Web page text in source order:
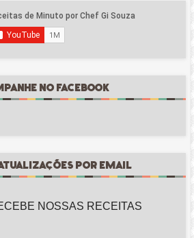
NO FACEBOOK
POR EMAIL
NOSSAS RECEITAS